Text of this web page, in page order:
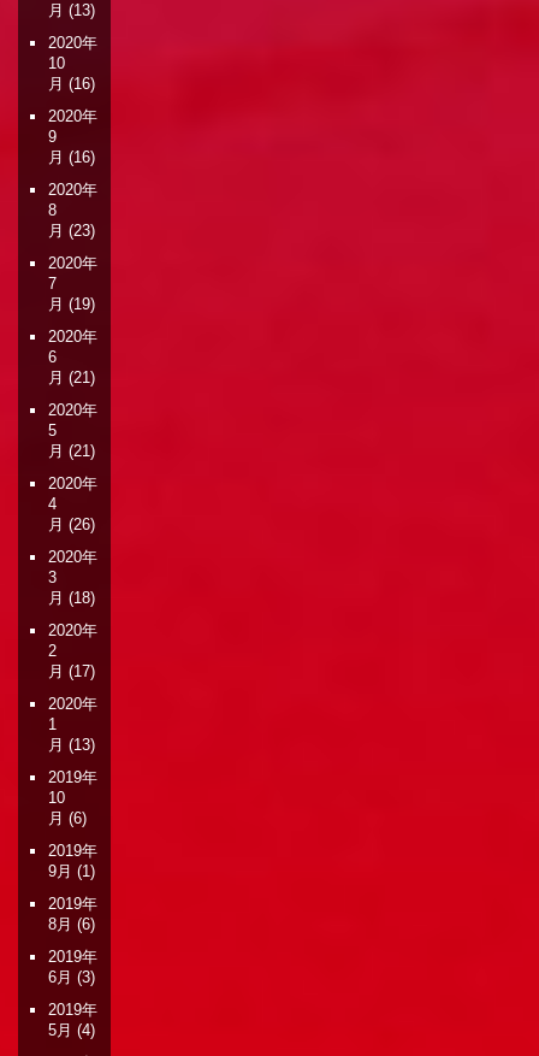
月 (13)
2020年
10
月 (16)
2020年
9
月 (16)
2020年
8
月 (23)
2020年
7
月 (19)
2020年
6
月 (21)
2020年
5
月 (21)
2020年
4
月 (26)
2020年
3
月 (18)
2020年
2
月 (17)
2020年
1
月 (13)
2019年
10
月 (6)
2019年
9月 (1)
2019年
8月 (6)
2019年
6月 (3)
2019年
5月 (4)